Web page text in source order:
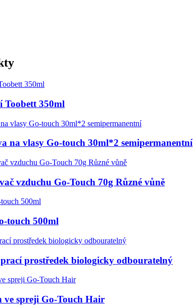
Toobett 350ml
na vlasy Go-touch 30ml*2 semipermanentní
vzduchu Go-Touch 70g Různé vůně
touch 500ml
prostředek biologicky odbouratelný
ve spreji Go-Touch Hair